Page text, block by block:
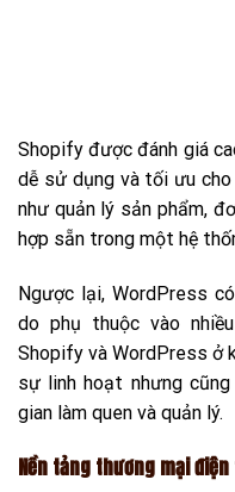
Shopify được đánh giá
dễ sử dụng và tối ưu
như quản lý sản phẩm,
hợp sẵn trong một hệ
Ngược lại, WordPress
do phụ thuộc vào
Shopify và WordPress ở
sự linh hoạt nhưng
gian làm quen và quản lý.
Nền tảng thương mại